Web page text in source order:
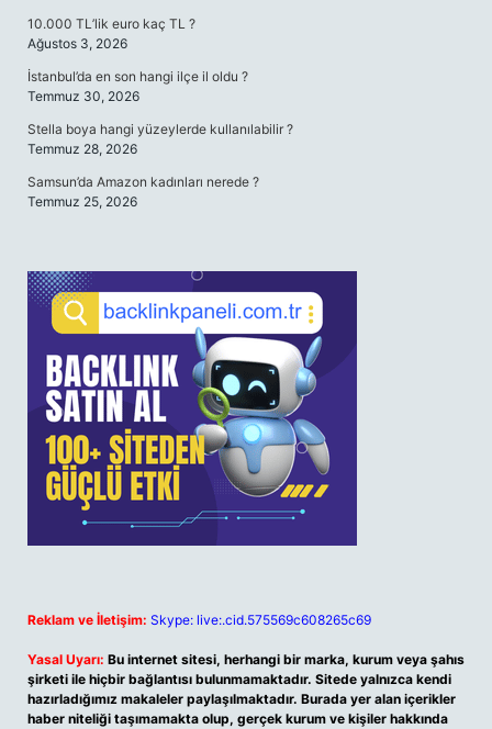
10.000 TL’lik euro kaç TL ?
Ağustos 3, 2026
İstanbul’da en son hangi ilçe il oldu ?
Temmuz 30, 2026
Stella boya hangi yüzeylerde kullanılabilir ?
Temmuz 28, 2026
Samsun’da Amazon kadınları nerede ?
Temmuz 25, 2026
Reklam ve İletişim: Skype: live:.cid.575569c608265c69
Yasal Uyarı: Bu internet sitesi, herhangi bir marka, kurum veya şahıs
şirketi ile hiçbir bağlantısı bulunmamaktadır. Sitede yalnızca kendi
hazırladığımız makaleler paylaşılmaktadır. Burada yer alan içerikler
haber niteliği taşımamakta olup, gerçek kurum ve kişiler hakkında